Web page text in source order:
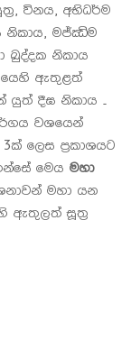
විනය, අභිධර්ම
නිකාය, මජ්ඣිම
ඛුද්දක නිකාය
ඇතුළත්
යුත් දීඝ නිකාය –
වශයෙන්
ලෙස ප්‍රකාශයට
මෙය මහා
මහා යන
ඇතුලත් සූත්‍ර